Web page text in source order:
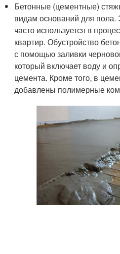
Бетонные (цементные)
видам оснований для пола.
часто используется в
квартир. Обустройство
с помощью заливки
который включает воду и
цемента. Кроме того, в
добавлены полимерные